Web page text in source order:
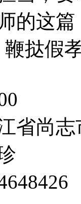
的这
挞假
尚志